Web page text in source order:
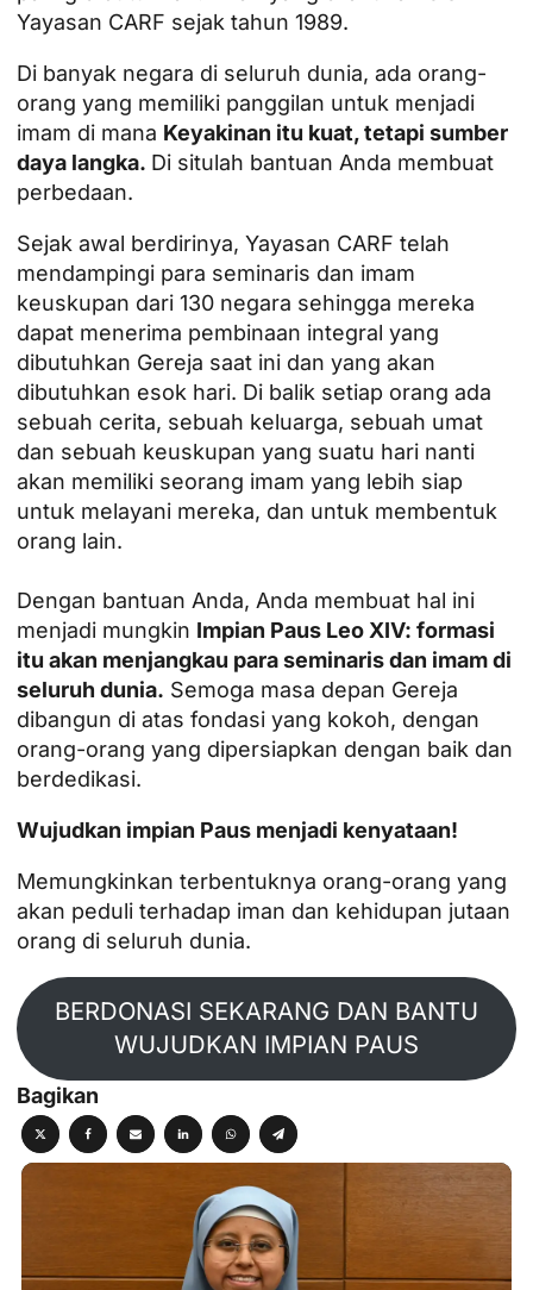
Yayasan CARF sejak tahun 1989.
Di banyak negara di seluruh dunia, ada orang-
orang yang memiliki panggilan untuk menjadi
imam di mana Keyakinan itu kuat, tetapi sumber
daya langka. Di situlah bantuan Anda membuat
perbedaan.
Sejak awal berdirinya, Yayasan CARF telah
mendampingi para seminaris dan imam
keuskupan dari 130 negara sehingga mereka
dapat menerima pembinaan integral yang
dibutuhkan Gereja saat ini dan yang akan
dibutuhkan esok hari. Di balik setiap orang ada
sebuah cerita, sebuah keluarga, sebuah umat
dan sebuah keuskupan yang suatu hari nanti
akan memiliki seorang imam yang lebih siap
untuk melayani mereka, dan untuk membentuk
orang lain.
Dengan bantuan Anda, Anda membuat hal ini
menjadi mungkin Impian Paus Leo XIV: formasi
itu akan menjangkau para seminaris dan imam di
seluruh dunia. Semoga masa depan Gereja
dibangun di atas fondasi yang kokoh, dengan
orang-orang yang dipersiapkan dengan baik dan
berdedikasi.
Wujudkan impian Paus menjadi kenyataan!
Memungkinkan terbentuknya orang-orang yang
akan peduli terhadap iman dan kehidupan jutaan
orang di seluruh dunia.
BERDONASI SEKARANG DAN BANTU
WUJUDKAN IMPIAN PAUS
Bagikan